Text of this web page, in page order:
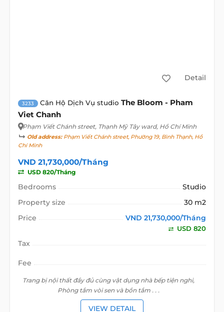
Detail
3233 Căn Hộ Dịch Vụ studio The Bloom - Pham
Viet Chanh
Phạm Viết Chánh street, Thạnh Mỹ Tây ward, Hồ Chí Minh
Old address:Phạm Viết Chánh street, Phường 19, Bình Thạnh, Hồ
Chí Minh
VND 21,730,000/Tháng
USD 820/Tháng
Bedrooms
Studio
Property size
30 m2
Price
VND 21,730,000/Tháng
USD 820
Tax
Fee
Trang bị nội thất đầy đủ cùng vật dụng nhà bếp tiện nghi,
Phòng tắm vòi sen và bồn tắm . . .
VIEW DETAIL